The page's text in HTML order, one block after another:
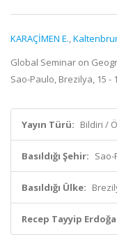
KARAÇİMEN E.,
Global Seminar on
Sao-Paulo, Brezilya, 15 -
Yayın Türü: Bildiri /
Basıldığı Şehir: Sao-
Basıldığı Ülke:
Recep Tayyip